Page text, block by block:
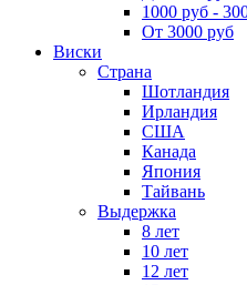
1000 руб -
От 3000 руб
Виски
Страна
Шотландия
Ирландия
США
Канада
Япония
Тайвань
Выдержка
8 лет
10 лет
12 лет